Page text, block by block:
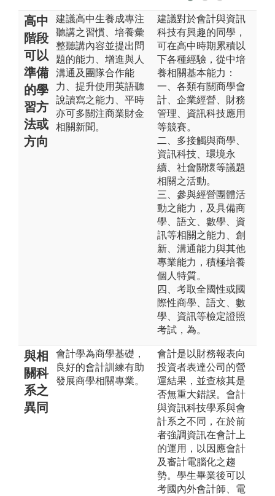
高中
階段
可以
準備
的學
習方
法或
方向
建議高中生養成專注
聽講之習慣、培養彙
整聽講內容並提出問
題的能力、增進與人
溝通及團隊合作能
力、提升使用英語聽
說讀寫之能力、平時
亦可多關注商業財金
相關新聞。
建議對於會計與資訊
科技有興趣的同學，
可在高中時期累積以
下各種經驗，從中培
養相關基本能力：
一、各類有關商學會
計、企業經營、財務
管理、資訊科技應用
等競賽。
二、多接觸與商學、
資訊科技、環境永
續、社會關懷等議題
相關之活動。
三、參與經營團體活
動之能力，及具備商
學、語文、數學、資
訊等相關之能力、創
新、溝通能力與其他
專業能力，積極培養
個人特質。
四、考取全國性或國
際性商學、語文、數
學、資訊等檢定證照
考試，為。
與相
關科
系之
異同
會計學為商學基礎，
良好的會計訓練有助
發展商學相關專業。
會計是以財務報表向
投資者表達公司的營
運結果，並查核其是
否無重大錯誤。會計
與資訊科技學系與會
計系之不同，在於前
者強調資訊在會計上
的運用，以因應會計
及審計電腦化之趨
勢。學生畢業後可以
考國內外會計師、電